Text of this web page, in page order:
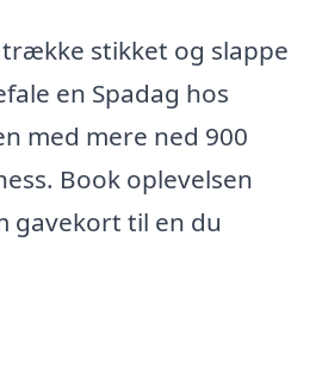
stikket og slappe
en Spadag hos
med mere ned 900
Book oplevelsen
gavekort til en du